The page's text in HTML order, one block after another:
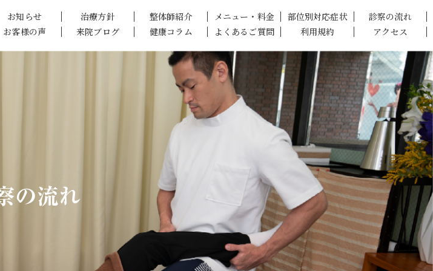
お知らせ 治療方針 整体師紹介 メニュー・料金 部位別対応症状
診察の流れ
お客様の声 来院ブログ 健康コラム よくあるご質問 利用規約 アクセス
の流れ